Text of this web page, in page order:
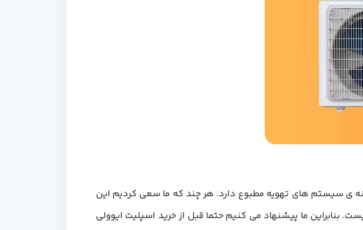
ی سیستم های تهویه مطبوع دارد. هر چند که ما سعی کردیم این
بنابراین ما پیشنهاد می کنیم حتما قبل از خرید اسپلیت ایوولی